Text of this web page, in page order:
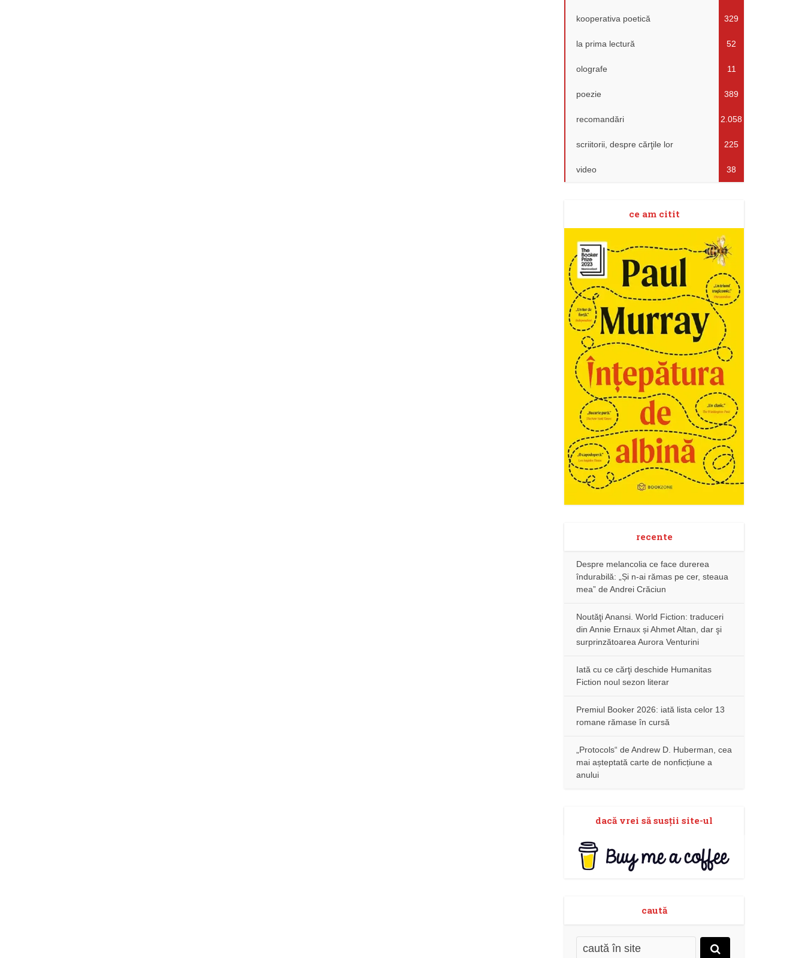
kooperativa poetică 329
la prima lectură 52
olografe 11
poezie 389
recomandări 2.058
scriitorii, despre cărţile lor 225
video 38
ce am citit
recente
Despre melancolia ce face durerea
îndurabilă: „Și n-ai rămas pe cer, steaua
mea” de Andrei Crăciun
Noutăţi Anansi. World Fiction: traduceri
din Annie Ernaux și Ahmet Altan, dar şi
surprinzătoarea Aurora Venturini
Iată cu ce cărţi deschide Humanitas
Fiction noul sezon literar
Premiul Booker 2026: iată lista celor 13
romane rămase în cursă
„Protocols“ de Andrew D. Huberman, cea
mai așteptată carte de nonficțiune a
anului
dacă vrei să susţii site-ul
caută